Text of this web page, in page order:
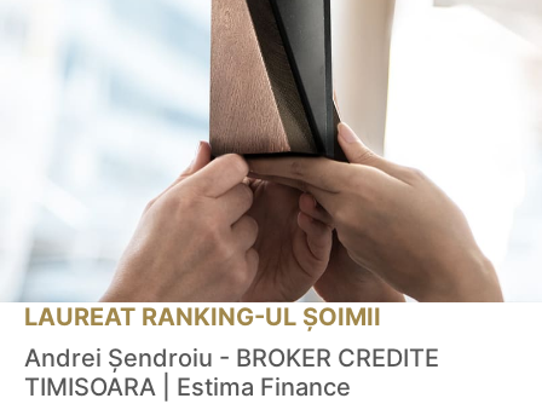
LAUREAT RANKING-UL ȘOIMII
Andrei Șendroiu - BROKER CREDITE
TIMISOARA | Estima Finance